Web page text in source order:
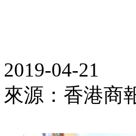
2019-04-21
來源：香港商